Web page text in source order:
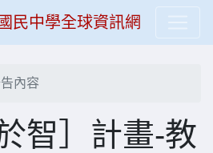
民中學全球資訊網
內容
智］計畫-教